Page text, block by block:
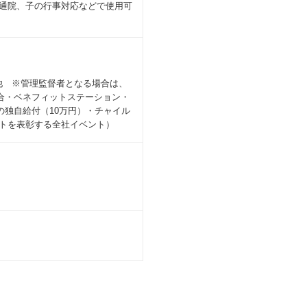
院、子の行事対応などで使用可
※管理監督者となる場合は、
ベネフィットステーション・
自給付（10万円）・チャイル
を表彰する全社イベント）